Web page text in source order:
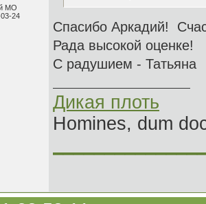
МО
24
Спасибо Аркадий!
Рада высокой оценке!
С радушием - Татьяна
Дикая плоть
Homines, dum